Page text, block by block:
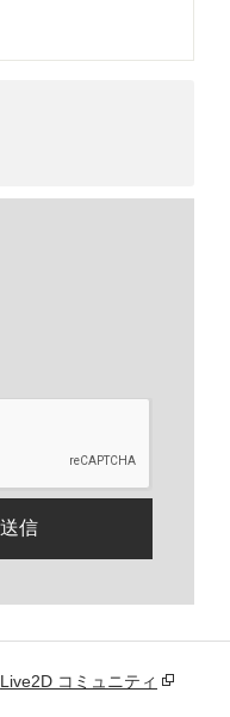
Live2D コミュニティ